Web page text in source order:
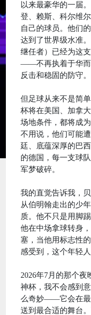
以来最豪华的一届
登、赖斯、科尔维
自己的球员。他们
达到了世界级水准
继任者）已经为这
——不再执着于华而
反击和稳固的防守。
但足球从来不是简
杯将在美国、加拿
场地条件，都将成
不用说，他们可能
廷、底蕴深厚的巴
的德国，每一支球
军梦破碎。
我的直觉告诉我，
从伯明翰走出的少
质。他不只是用脚
他在中场拿球转身
塞，当他用标志性
感受到，这个年轻
2026年7月的那个
神杯，我不会感到
么奇妙——它会在最
送到最合适的舞台